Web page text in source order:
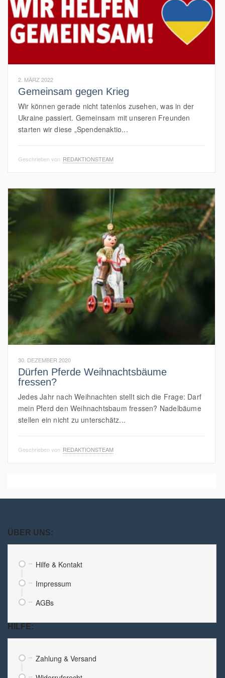
2. MÄRZ 2022
Gemeinsam gegen Krieg
Wir können gerade nicht tatenlos zusehen, was in der
Ukraine passiert. Gemeinsam mit unseren Freunden
starten wir diese „Spendenaktio...
Geschrieben von REDAKTIONSTEAM
30. DEZEMBER 2020
Dürfen Pferde Weihnachtsbäume
fressen?
Jedes Jahr nach Weihnachten stellt sich die Frage: Darf
mein Pferd den Weihnachtsbaum fressen? Nadelbäume
stellen ein nicht zu unterschätz...
Geschrieben von REDAKTIONSTEAM
ÜBER UNS:
Hilfe & Kontakt
Impressum
AGBs
HILFE:
Zahlung & Versand